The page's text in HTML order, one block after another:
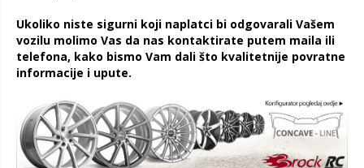
Ukoliko niste sigurni koji naplatci bi odgovarali Vašem
vozilu molimo Vas da nas kontaktirate putem maila ili
telefona, kako bismo Vam dali što kvalitetnije povratne
informacije i upute.